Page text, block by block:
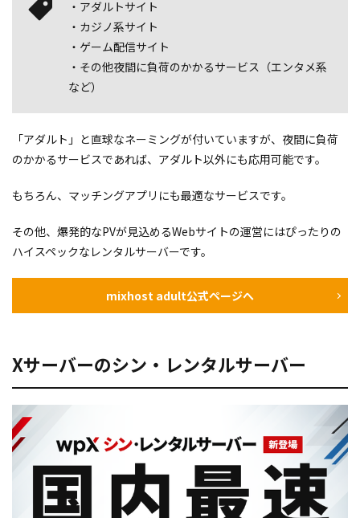
・アダルトサイト
・カジノ系サイト
・ゲーム配信サイト
・その他夜間に負荷のかかるサービス（エンタメ系
など）
「アダルト」と直球なネーミングが付いていますが、夜間に負荷
のかかるサービスであれば、アダルト以外にも応用可能です。
もちろん、マッチングアプリにも最適なサービスです。
その他、爆発的なPVが見込めるWebサイトの運営にはぴったりの
ハイスペックなレンタルサーバーです。
mixhost adult公式ページへ
Xサーバーのシン・レンタルサーバー